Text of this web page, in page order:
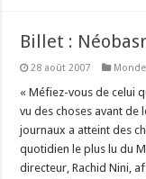
Billet :
28 août 2007 Monde
« Méfiez-vous de celui
vu des choses avant de
journaux a atteint des
quotidien le plus lu du
directeur, Rachid Nini,